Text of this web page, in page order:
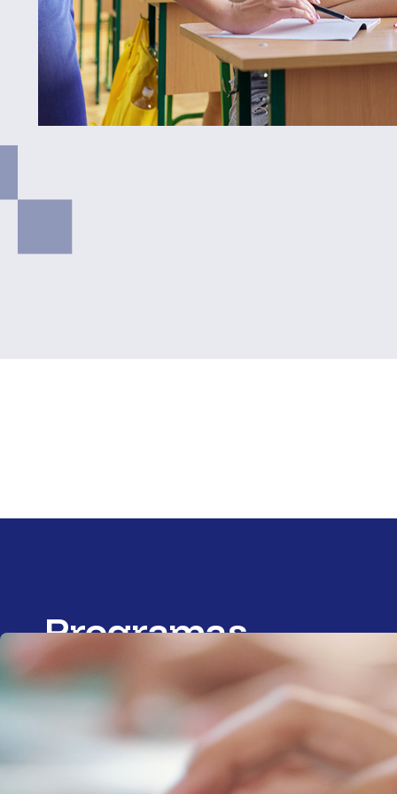
Programas
formativos y de
empleo
Fundación Piquerdesarrolla programas